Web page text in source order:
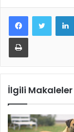
Yazdır
İlgili Makaleler